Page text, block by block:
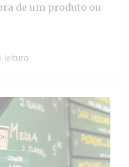
de um produto ou
leitura